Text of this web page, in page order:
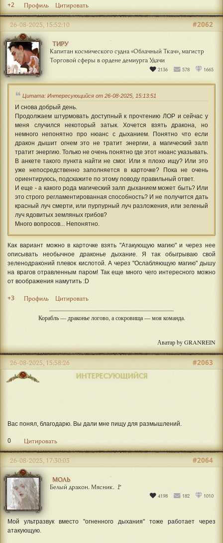
+2 Профиль Цитировать
ТИРУ
Капитан космического судна «Облачный Ткач», магистр
Торговой сферы в ордене демиурга Удачи
2136 578 1665
#2062
26-08-2025, 15:52:10
Цитата: Интересующийся от 26-08-2025, 15:13:51
И снова добрый день.
Продолжаем штурмовать доступный к прочтению ЛОР и сейчас у
меня случился некоторый затык. Хочется взять дракона, но
немного непонятно про нюанс с дыханием. Понятно что если
дракон дышит огнем это не тратит энергии, а магический залп
тратит энергию. Только не очень понятно где этот нюанс указывать.
В анкете такого пункта найти не смог. Или я плохо ищу? Или это
уже непосредственно заполняется в карточке? Пока не очень
ориентируюсь, подскажите по этому поводу правильный ответ.
И еще - а какого рода магический залп дыханием может быть? Или
это строго регламентированная способность? И не получится дать
красный луч смерти, или пурпурный луч разложения, или зеленый
луч ядовитых земляных грибов?
Много вопросов... Непонятно.
Как вариант можно в карточке взять "Атакующую магию" и через нее
описывать необычное драконье дыхание. Я так обыгрываю свой
зеленодраконий плевок кислотой. А через "Ослабляющую магию" дышу
на врагов отравленным паром! Так еще много чего интересного можно
от воображения намутить :D
+3 Профиль Цитировать
Корабль — драконье логово, а сокровища — моя команда.
Аватар by GRANREIN
ИНТЕРЕСУЮЩИЙСЯ
#2063
26-08-2025, 15:58:26
Вас понял, благодарю. Вы дали мне пищу для размышлений.
0 Цитировать
МОЛЬ
Белый дракон. Мясник. 🚩
4198 182 1010
#2064
26-08-2025, 17:30:03
Мой ультразвук вместо "огненного дыхания" тоже работает через
атакующую.